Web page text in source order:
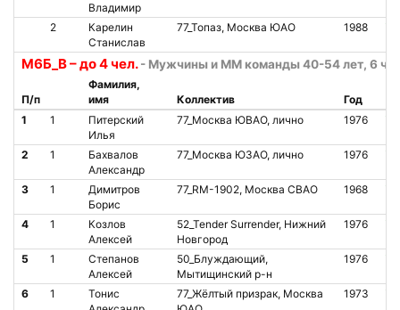
Владимир
2
Карелин
Станислав
77_Топаз, Москва ЮАО 1988
М6Б_В – до 4 чел. - Мужчины и ММ команды 40-54 лет, 6 ч.
П/п
Фамилия,
имя
Коллектив Год
1
1
Питерский
Илья
77_Москва ЮВАО, лично 1976
2 1
Бахвалов
Александр
77_Москва ЮЗАО, лично 1976
3 1
Димитров
Борис
77_RM-1902, Москва СВАО 1968
4 1
Козлов
Алексей
52_Tender Surrender, Нижний
Новгород
1976
5 1
Степанов
Алексей
50_Блуждающий,
Мытищинский р-н
1976
6 1
Тонис
77_Жёлтый призрак, Москва
1973